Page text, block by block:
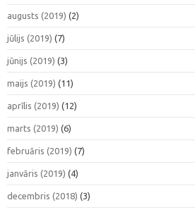
augusts (2019) (2)
jūlijs (2019) (7)
jūnijs (2019) (3)
maijs (2019) (11)
aprīlis (2019) (12)
marts (2019) (6)
februāris (2019) (7)
janvāris (2019) (4)
decembris (2018) (3)